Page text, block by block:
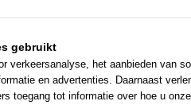
gebruikt
verkeersanalyse, het aanbieden van
en advertenties. Daarnaast
toegang tot informatie over hoe u